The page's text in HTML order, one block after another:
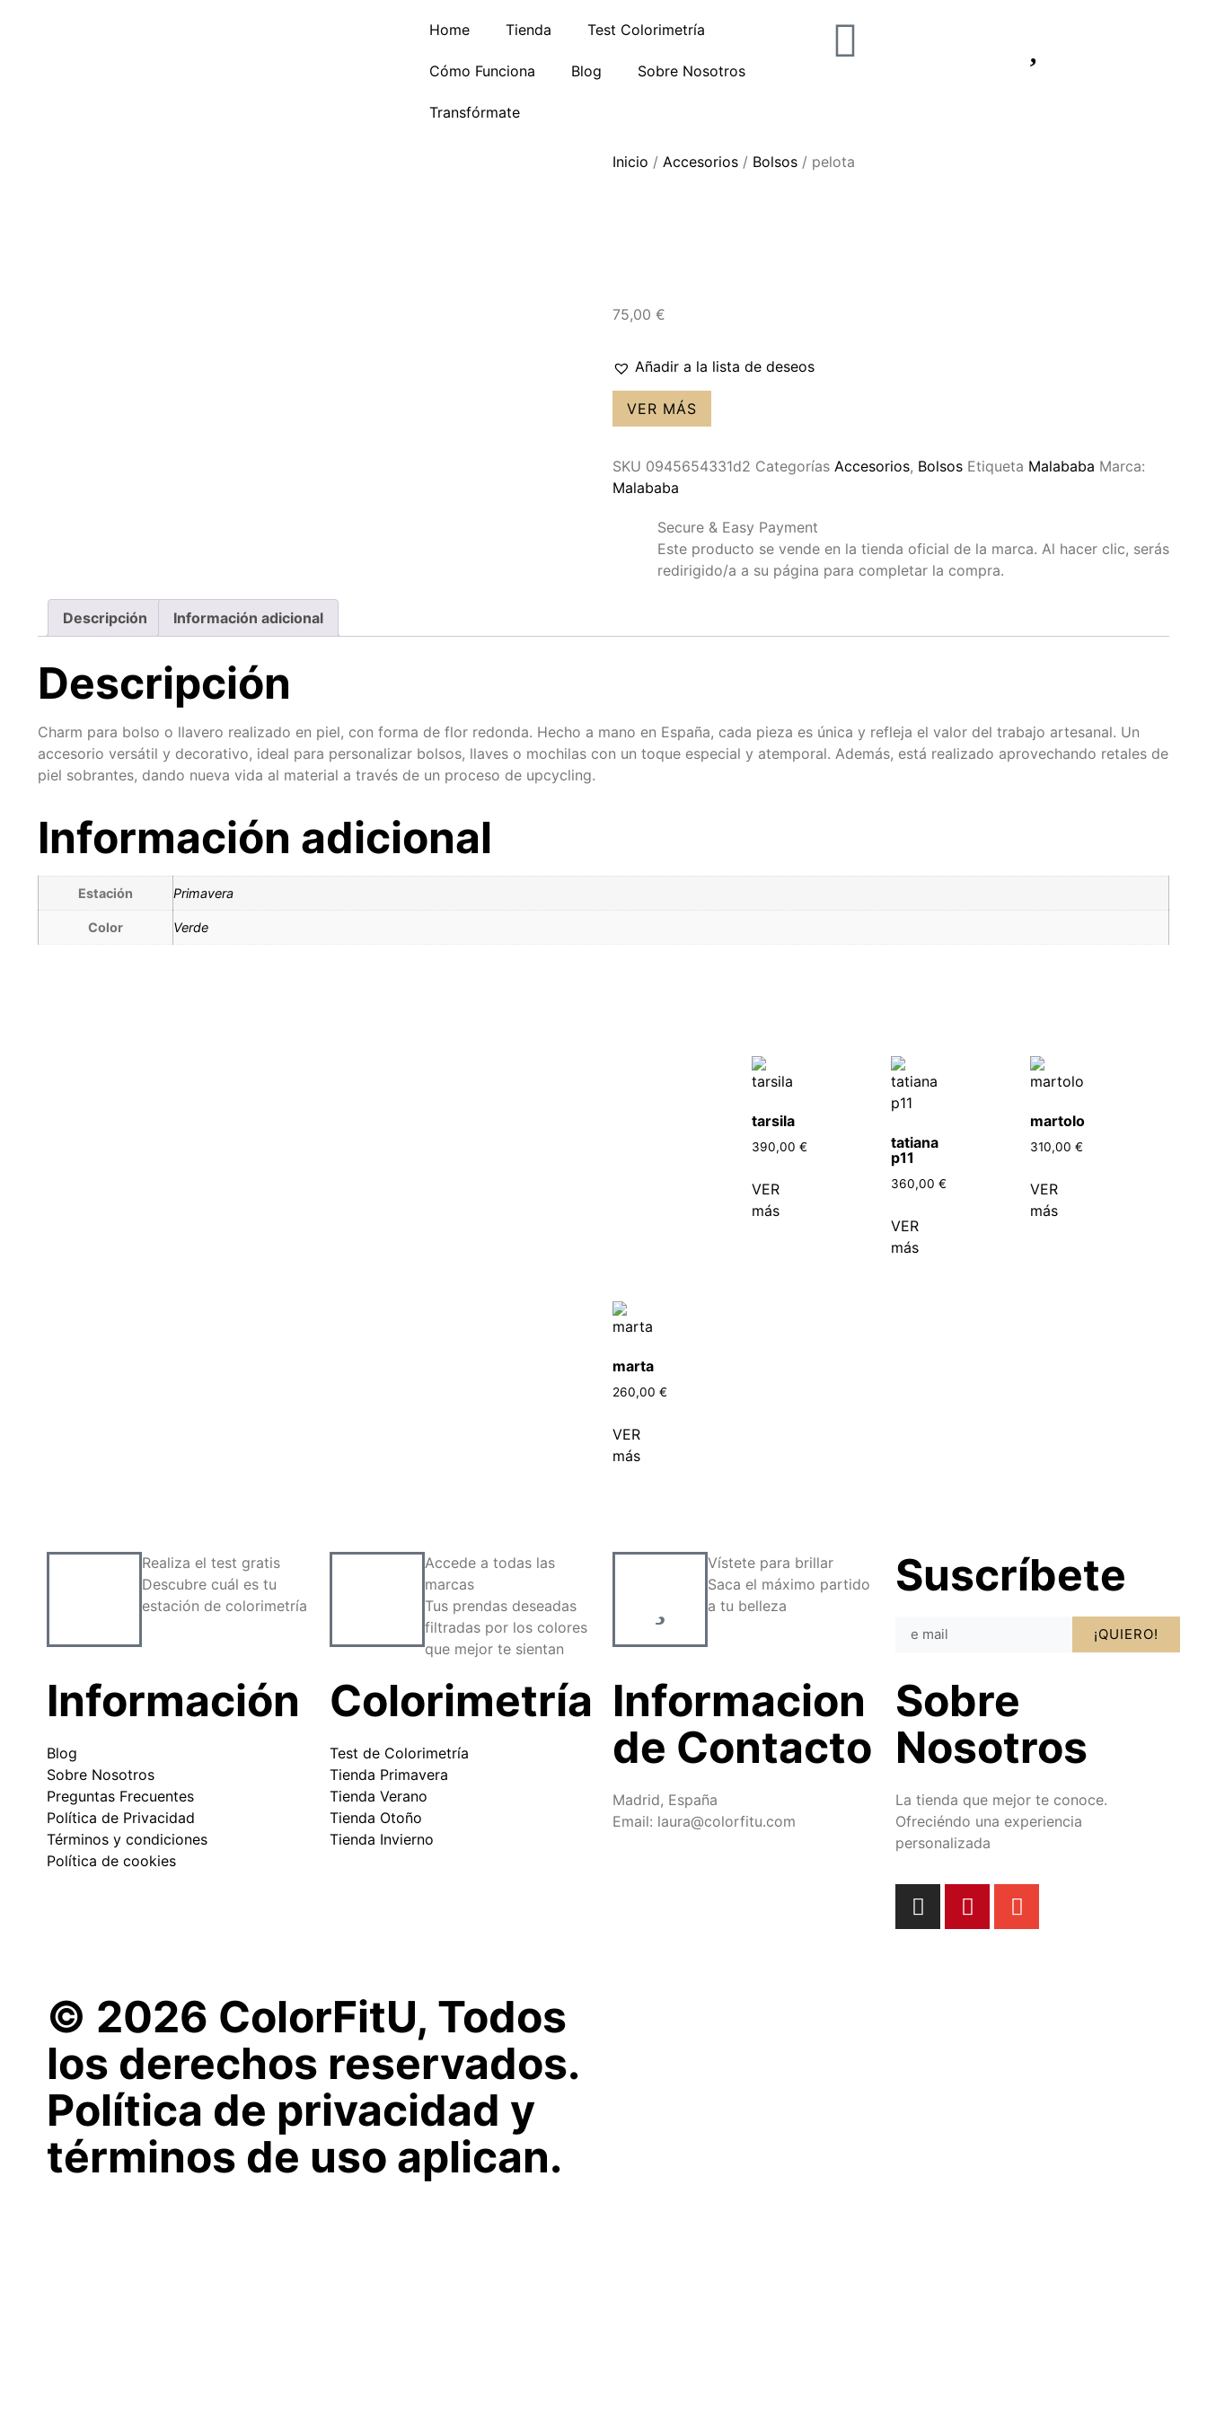
Home Tienda Test Colorimetría
Cómo Funciona Blog Sobre Nosotros
Transfórmate
Inicio / Accesorios / Bolsos / pelota
75,00 €
Añadir a la lista de deseos
VER MÁS
SKU 0945654331d2 Categorías Accesorios, Bolsos Etiqueta Malababa Marca:
Malababa
Secure & Easy Payment
Este producto se vende en la tienda oficial de la marca. Al hacer clic, serás
redirigido/a a su página para completar la compra.
Descripción Información adicional
Descripción
Charm para bolso o llavero realizado en piel, con forma de flor redonda. Hecho a mano en España, cada pieza es única y refleja el valor del trabajo artesanal. Un
accesorio versátil y decorativo, ideal para personalizar bolsos, llaves o mochilas con un toque especial y atemporal. Además, está realizado aprovechando retales de
piel sobrantes, dando nueva vida al material a través de un proceso de upcycling.
Información adicional
Estación Primavera
Color Verde
tarsila
390,00 €
VER
más
tatiana
p11
360,00 €
VER
más
martolo
310,00 €
VER
más
marta
260,00 €
VER
más
Realiza el test gratis
Descubre cuál es tu
estación de colorimetría
Accede a todas las
marcas
Tus prendas deseadas
filtradas por los colores
que mejor te sientan
Vístete para brillar
Saca el máximo partido
a tu belleza
Suscríbete
¡QUIERO!
Información
Blog
Sobre Nosotros
Preguntas Frecuentes
Política de Privacidad
Términos y condiciones
Política de cookies
Colorimetría
Test de Colorimetría
Tienda Primavera
Tienda Verano
Tienda Otoño
Tienda Invierno
Informacion
de Contacto
Madrid, España
Email: laura@colorfitu.com
Sobre
Nosotros
La tienda que mejor te conoce.
Ofreciéndo una experiencia
personalizada
© 2026 ColorFitU, Todos
los derechos reservados.
Política de privacidad y
términos de uso aplican.